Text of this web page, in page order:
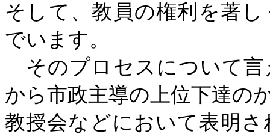
そして、教員の権利を著
でいます。
そのプロセスについて言
から市政主導の上位下達の
教授会などにおいて表明